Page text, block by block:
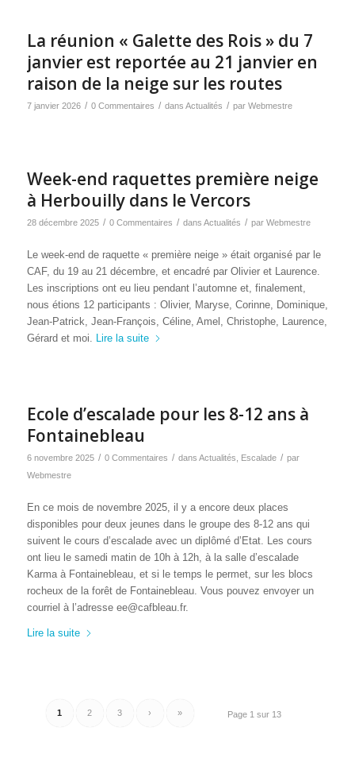
La réunion « Galette des Rois » du 7
janvier est reportée au 21 janvier en
raison de la neige sur les routes
7 janvier 2026 / 0 Commentaires / dans Actualités / par Webmestre
Week-end raquettes première neige
à Herbouilly dans le Vercors
28 décembre 2025 / 0 Commentaires / dans Actualités / par Webmestre
Le week-end de raquette « première neige » était organisé par le
CAF, du 19 au 21 décembre, et encadré par Olivier et Laurence.
Les inscriptions ont eu lieu pendant l’automne et, finalement,
nous étions 12 participants : Olivier, Maryse, Corinne, Dominique,
Jean-Patrick, Jean-François, Céline, Amel, Christophe, Laurence,
Gérard et moi.
Lire la suite
Ecole d’escalade pour les 8-12 ans à
Fontainebleau
6 novembre 2025 / 0 Commentaires / dans Actualités Escalade / par
Webmestre
En ce mois de novembre 2025, il y a encore deux places
disponibles pour deux jeunes dans le groupe des 8-12 ans qui
suivent le cours d’escalade avec un diplômé d’Etat. Les cours
ont lieu le samedi matin de 10h à 12h, à la salle d’escalade
Karma à Fontainebleau, et si le temps le permet, sur les blocs
rocheux de la forêt de Fontainebleau. Vous pouvez envoyer un
courriel à l’adresse ee@cafbleau.fr.
Lire la suite
Page 1 sur 13
1 2 3 › »